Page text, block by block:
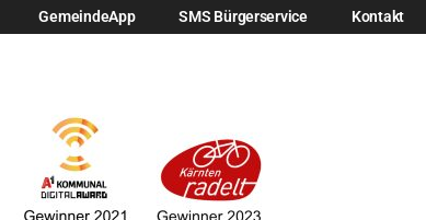
GemeindeApp SMS Bürgerservice Kontakt